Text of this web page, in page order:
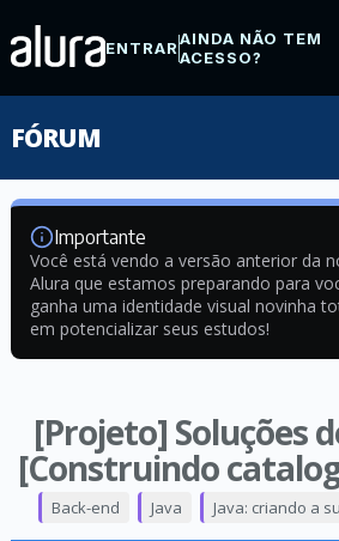
ENTRARAINDA NÃO TEM
ACESSO?
FÓRUM
Importante
Você está vendo a versão anterior da
Alura que estamos preparando para
ganha uma identidade visual novinha
em potencializar seus estudos!
[Projeto] Soluções
[Construindo
Back-end Java Java: criando a